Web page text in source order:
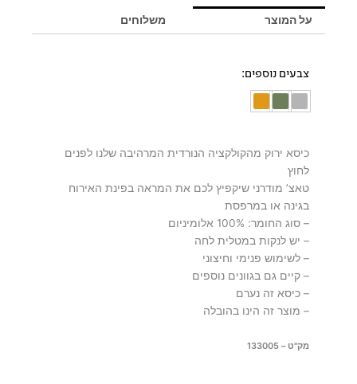
ירוק
משענות
על המוצר משלוחים
צבעים נוספים:
כיסא ירוק מהקולקציה הנורדית המרהיבה שלנו לפנים
לחוץ
טאצ’ מודרני שיקפיץ לכם את המראה בפינת האירוח
בגינה או במרפסת
– סוג החומר: 100% אלומיניום
– יש לנקות במטלית לחה
– לשימוש פנימי וחיצוני
– קיים גם בגוונים נוספים
– כיסא זה נערם
– מוצר זה הינו בהובלה
מק"ט – 133005